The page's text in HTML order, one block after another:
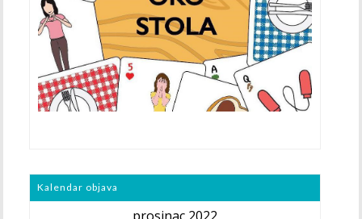
Kalendar objava